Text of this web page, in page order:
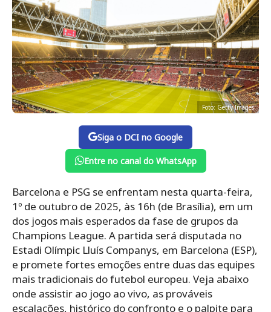
Foto: Getty Images
Siga o DCI no Google
Entre no canal do WhatsApp
Barcelona e PSG se enfrentam nesta quarta-feira,
1º de outubro de 2025, às 16h (de Brasília), em um
dos jogos mais esperados da fase de grupos da
Champions League. A partida será disputada no
Estadi Olímpic Lluís Companys, em Barcelona (ESP),
e promete fortes emoções entre duas das equipes
mais tradicionais do futebol europeu. Veja abaixo
onde assistir ao jogo ao vivo, as prováveis
escalações, histórico do confronto e o palpite para